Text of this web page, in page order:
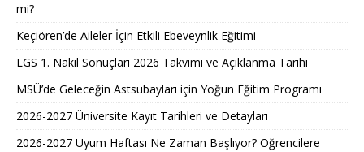
mi?
Keçiören’de Aileler İçin Etkili Ebeveynlik Eğitimi
LGS 1. Nakil Sonuçları 2026 Takvimi ve Açıklanma Tarihi
MSÜ’de Geleceğin Astsubayları için Yoğun Eğitim Programı
2026-2027 Üniversite Kayıt Tarihleri ve Detayları
2026-2027 Uyum Haftası Ne Zaman Başlıyor? Öğrencilere